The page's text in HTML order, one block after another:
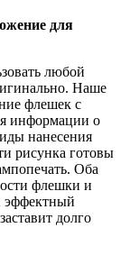
для
любой
Наше
флешек с
информации о
нанесения
рисунка готовы
Оба
флешки и
эффектный
долго